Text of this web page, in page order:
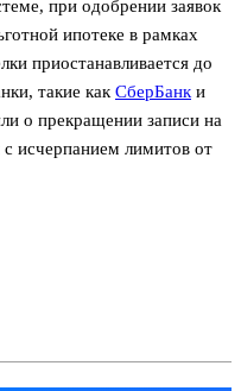
при одобрении заявок
ипотеке в рамках
приостанавливается до
такие как СберБанк и
о прекращении записи на
с исчерпанием лимитов от